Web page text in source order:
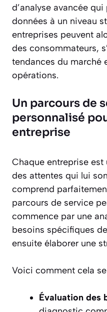
d’analyse avancée
données à un niveau
entreprises peuvent
des consommateurs,
tendances du marché
opérations.
Un parcours de
personnalisé
entreprise
Chaque entreprise
des attentes qui lui
comprend
parcours de service
commence par une
besoins spécifiques
ensuite élaborer une
Voici comment cela
Évaluation des